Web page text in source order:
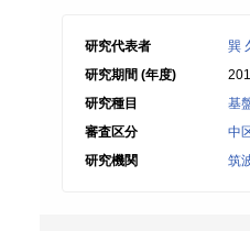
研究代表者
巽
研究期間 (年度)
研究種目
基
審査区分
中
研究機関
筑